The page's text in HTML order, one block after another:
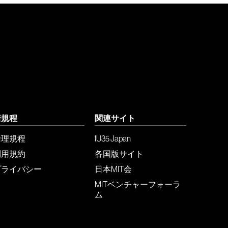
程
規程
規約
イバシー
関連サイト
IU35 Japan
各国版サイト
日本MIT会
MITベンチャーフォーラ
ム